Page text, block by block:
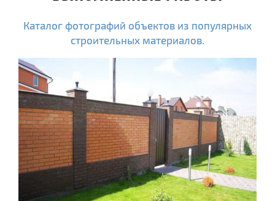
Каталог фотографий объектов из популярных
строительных материалов.